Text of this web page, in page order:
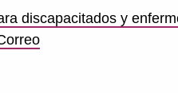
discapacitados y